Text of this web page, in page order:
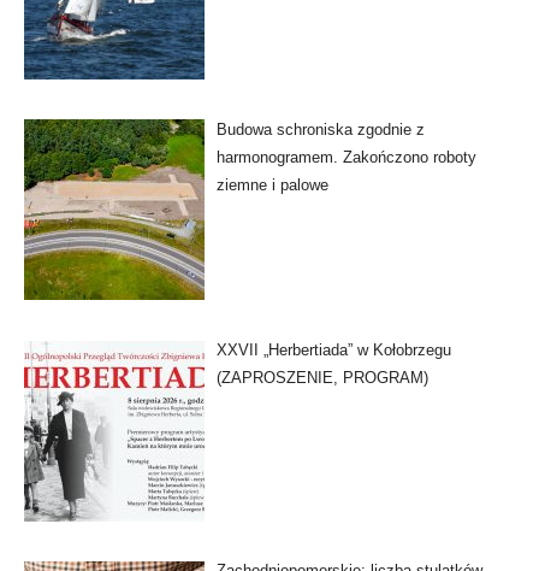
Budowa schroniska zgodnie z
harmonogramem. Zakończono roboty
ziemne i palowe
XXVII „Herbertiada” w Kołobrzegu
(ZAPROSZENIE, PROGRAM)